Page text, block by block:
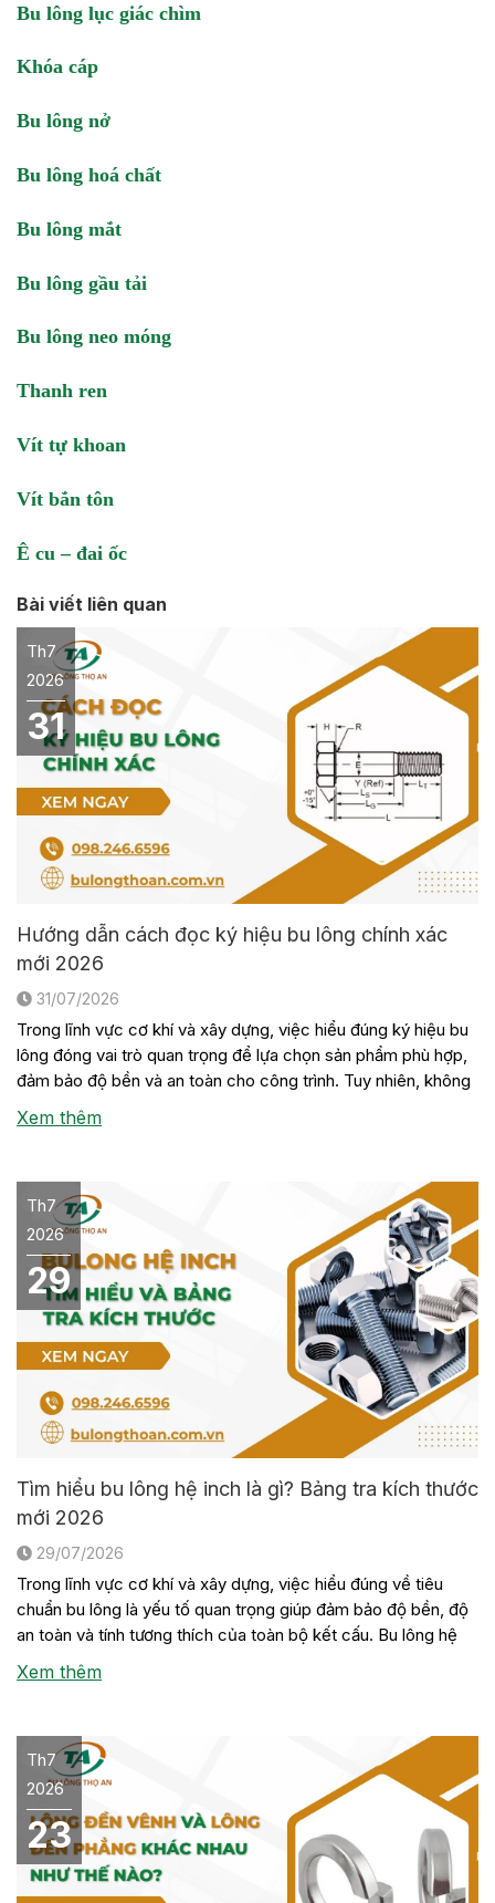
Bu lông lục giác chìm
Khóa cáp
Bu lông nở
Bu lông hoá chất
Bu lông mắt
Bu lông gầu tải
Bu lông neo móng
Thanh ren
Vít tự khoan
Vít bắn tôn
Ê cu – đai ốc
Bài viết liên quan
Th7
2026
31
Hướng dẫn cách đọc ký hiệu bu lông chính xác
mới 2026
31/07/2026
Trong lĩnh vực cơ khí và xây dựng, việc hiểu đúng ký hiệu bu
lông đóng vai trò quan trọng để lựa chọn sản phẩm phù hợp,
đảm bảo độ bền và an toàn cho công trình. Tuy nhiên, không
phải ai cũng nắm rõ ý nghĩa của các con số, chữ cái hay tiêu
[…]
Xem thêm
Th7
2026
29
Tìm hiểu bu lông hệ inch là gì? Bảng tra kích thước
mới 2026
29/07/2026
Trong lĩnh vực cơ khí và xây dựng, việc hiểu đúng về tiêu
chuẩn bu lông là yếu tố quan trọng giúp đảm bảo độ bền, độ
an toàn và tính tương thích của toàn bộ kết cấu. Bu lông hệ
inch là một trong những loại bu lông được sử dụng phổ biến
trong […]
Xem thêm
Th7
2026
23